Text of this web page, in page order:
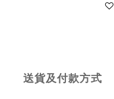
送貨及付款方式